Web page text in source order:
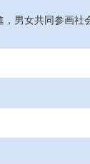
男女共同参画